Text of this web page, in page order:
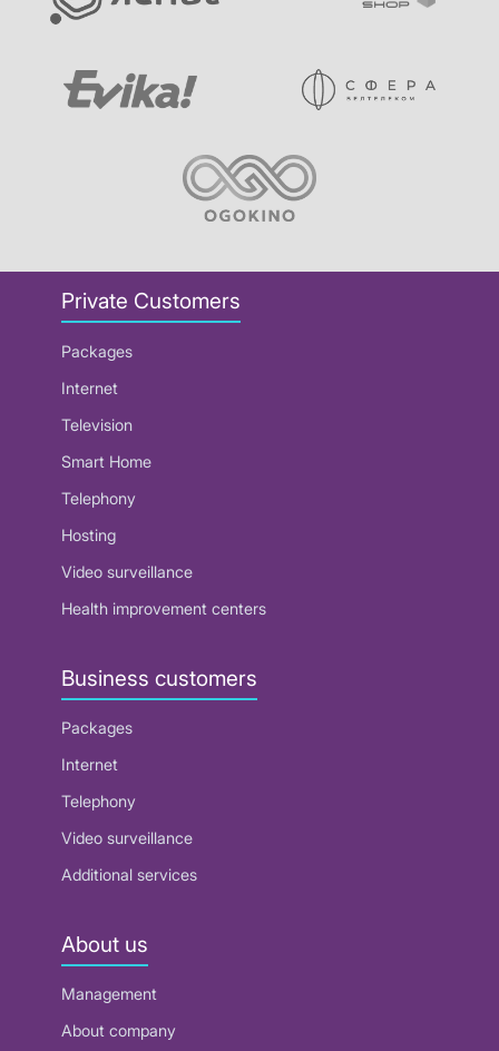
Private Customers
Packages
Internet
Television
Smart Home
Telephony
Hosting
Video surveillance
Health improvement centers
Business customers
Packages
Internet
Telephony
Video surveillance
Additional services
About us
Management
About company